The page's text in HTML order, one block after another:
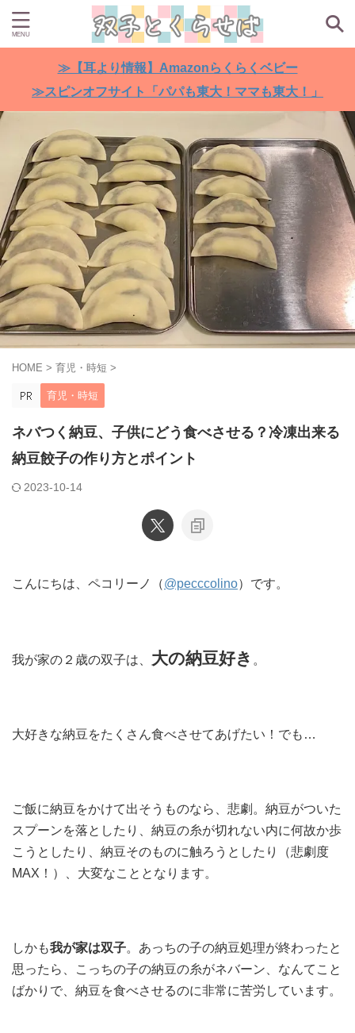
≫【耳より情報】Amazonらくらくベビー
≫スピンオフサイト「パパも東大！ママも東大！」
HOME > 育児・時短 >
育児・時短
ネバつく納豆、子供にどう食べさせる？冷凍出来る
納豆餃子の作り方とポイント
2023-10-14
こんにちは、ペコリーノ（@pecccolino）です。
我が家の２歳の双子は、 大の納豆好き 。
大好きな納豆をたくさん食べさせてあげたい！でも…
ご飯に納豆をかけて出そうものなら、悲劇。納豆がついた
スプーンを落としたり、納豆の糸が切れない内に何故か歩
こうとしたり、納豆そのものに触ろうとしたり（悲劇度
MAX！）、大変なこととなります。
しかも我が家は双子。あっちの子の納豆処理が終わったと
思ったら、こっちの子の納豆の糸がネバーン、なんてこと
ばかりで、納豆を食べさせるのに非常に苦労しています。